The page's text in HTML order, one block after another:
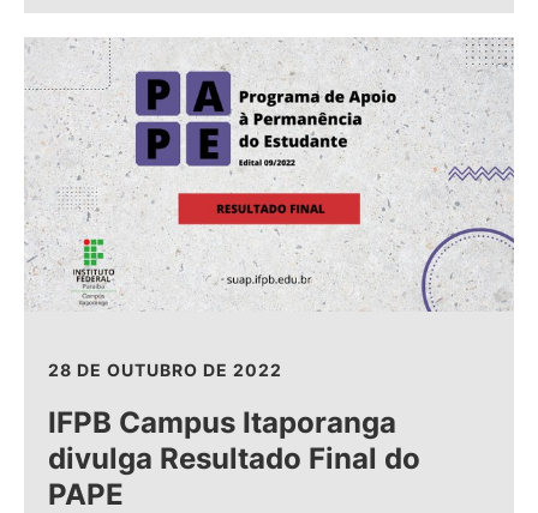
28 DE OUTUBRO DE 2022
IFPB Campus Itaporanga
divulga Resultado Final do
PAPE